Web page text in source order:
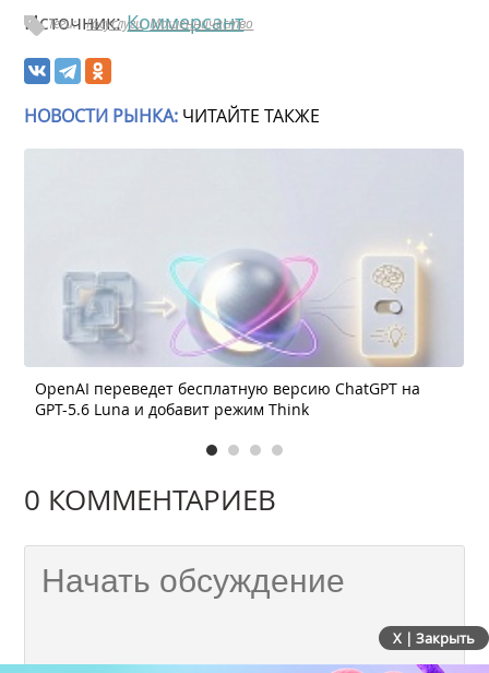
Источник:Коммерсант
Теги: Госуслуги Мошенничество
НОВОСТИ РЫНКА: ЧИТАЙТЕ ТАКЖЕ
OpenAI переведет бесплатную версию ChatGPT на
GPT-5.6 Luna и добавит режим Think
0 КОММЕНТАРИЕВ
X | Закрыть